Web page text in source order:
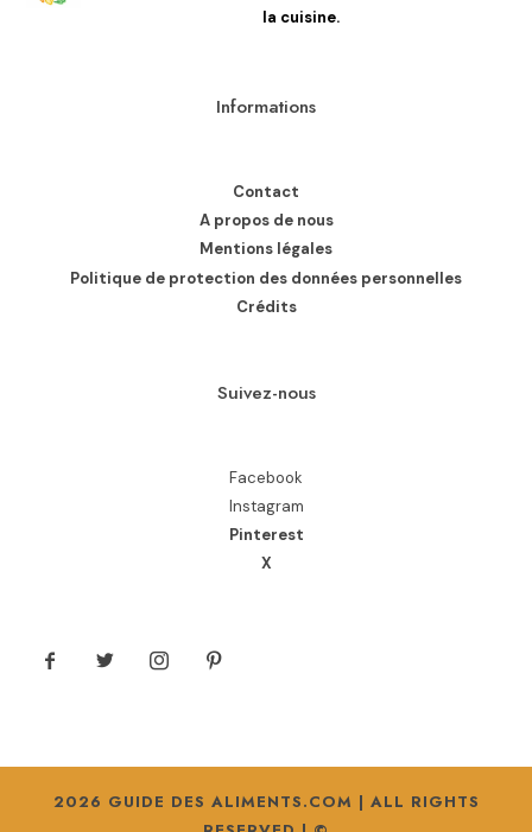
la cuisine.
Informations
Contact
A propos de nous
Mentions légales
Politique de protection des données personnelles
Crédits
Suivez-nous
Facebook
Instagram
Pinterest
X
2026 GUIDE DES ALIMENTS.COM | ALL RIGHTS